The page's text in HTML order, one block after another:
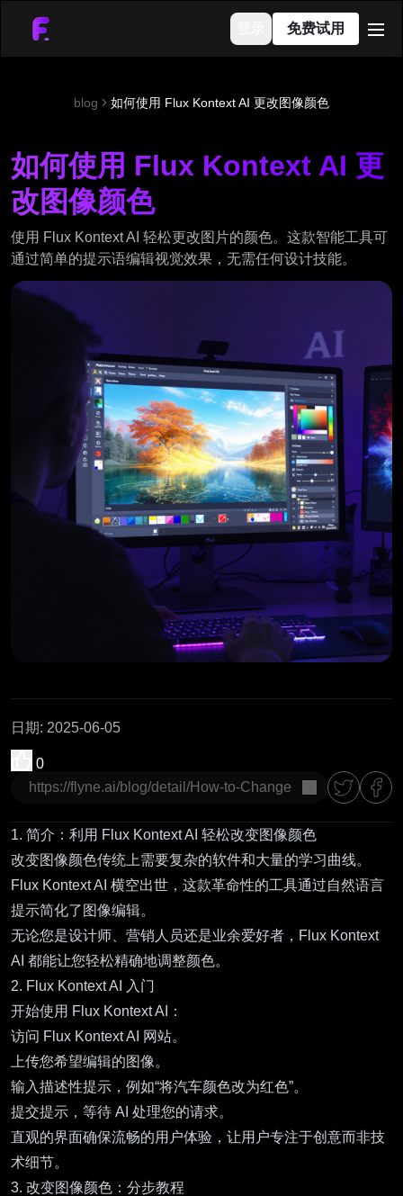
免费试用
blog 如何使用 Flux Kontext AI 更改图像颜色
如何使用 Flux Kontext AI 更
改图像颜色
使用 Flux Kontext AI 轻松更改图片的颜色。这款智能工具可
通过简单的提示语编辑视觉效果，无需任何设计技能。
日期: 2025-06-05
0
复制
1. 简介：利用 Flux Kontext AI 轻松改变图像颜色
改变图像颜色传统上需要复杂的软件和大量的学习曲线。
Flux Kontext AI 横空出世，这款革命性的工具通过自然语言
提示简化了图像编辑。
无论您是设计师、营销人员还是业余爱好者，Flux Kontext
AI 都能让您轻松精确地调整颜色。
2. Flux Kontext AI 入门
开始使用 Flux Kontext AI：
访问 Flux Kontext AI
网站。
上传您希望编辑的图像。
输入描述性提示，例如“将汽车颜色改为红色”。
提交提示，等待 AI 处理您的请求。
直观的界面确保流畅的用户体验，让用户专注于创意而非技
术细节。
3. 改变图像颜色：分步教程